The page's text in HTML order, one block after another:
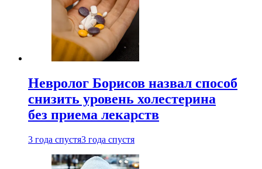
Невролог Борисов назвал способ
снизить уровень холестерина
без приема лекарств
3 года спустя3 года спустя